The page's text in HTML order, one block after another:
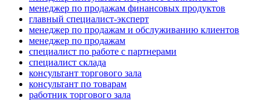
менеджер по продажам финансовых продуктов
главный специалист-эксперт
менеджер по продажам и обслуживанию клиентов
менеджер по продажам
специалист по работе с партнерами
специалист склада
консультант торгового зала
консультант по товарам
работник торгового зала